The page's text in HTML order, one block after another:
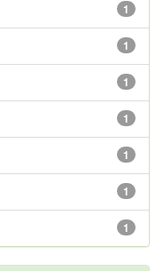
1
1
1
1
1
1
1